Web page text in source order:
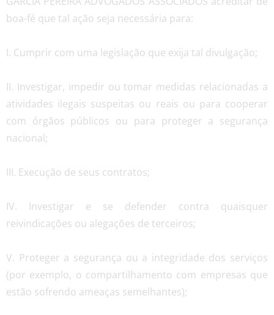
boa-fé que tal ação seja necessária para:
I. Cumprir com uma legislação que exija tal divulgação;
II. Investigar, impedir ou tomar medidas relacionadas a
atividades ilegais suspeitas ou reais ou para cooperar
com órgãos públicos ou para proteger a segurança
nacional;
III. Execução de seus contratos;
IV. Investigar e se defender contra quaisquer
reivindicações ou alegações de terceiros;
V. Proteger a segurança ou a integridade dos serviços
(por exemplo, o compartilhamento com empresas que
estão sofrendo ameaças semelhantes);